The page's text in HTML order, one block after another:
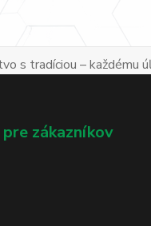
s tradíciou – každému
zákazníkov